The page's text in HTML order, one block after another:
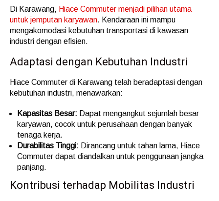
Di Karawang, Hiace Commuter menjadi pilihan utama
untuk jemputan karyawan. Kendaraan ini mampu
mengakomodasi kebutuhan transportasi di kawasan
industri dengan efisien.
Adaptasi dengan Kebutuhan Industri
Hiace Commuter di Karawang telah beradaptasi dengan
kebutuhan industri, menawarkan:
Kapasitas Besar: Dapat mengangkut sejumlah besar
karyawan, cocok untuk perusahaan dengan banyak
tenaga kerja.
Durabilitas Tinggi: Dirancang untuk tahan lama, Hiace
Commuter dapat diandalkan untuk penggunaan jangka
panjang.
Kontribusi terhadap Mobilitas Industri